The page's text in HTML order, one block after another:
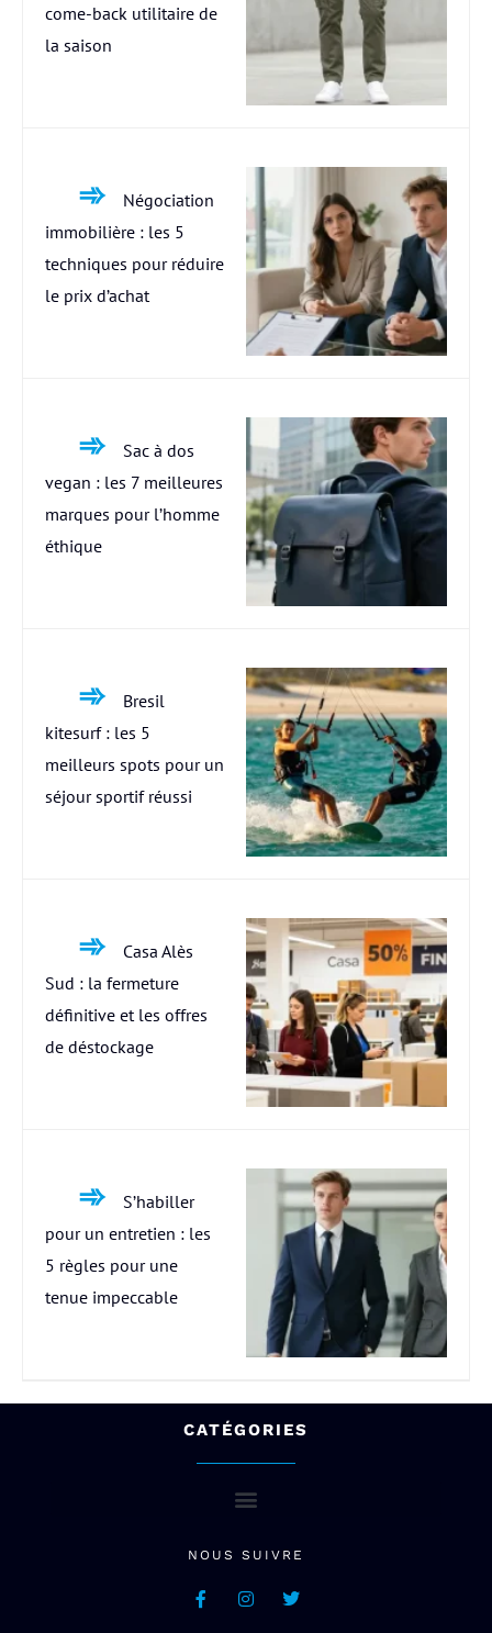
come-back utilitaire de
la saison
Négociation
immobilière : les 5
techniques pour réduire
le prix d’achat
Sac à dos
vegan : les 7 meilleures
marques pour l’homme
éthique
Bresil
kitesurf : les 5
meilleurs spots pour un
séjour sportif réussi
Casa Alès
Sud : la fermeture
définitive et les offres
de déstockage
S’habiller
pour un entretien : les
5 règles pour une
tenue impeccable
CATÉGORIES
NOUS SUIVRE